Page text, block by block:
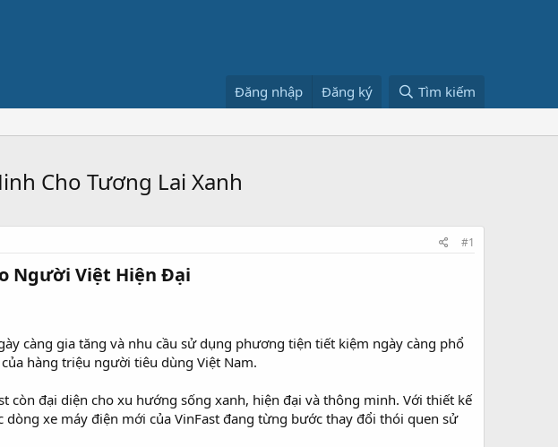
Đăng nhập Đăng ký Tìm kiếm
Cho Tương Lai Xanh
#1
Người Việt Hiện Đại​
càng gia tăng và nhu cầu sử dụng phương tiện tiết kiệm ngày càng phổ
hàng triệu người tiêu dùng Việt Nam.
còn đại diện cho xu hướng sống xanh, hiện đại và thông minh. Với thiết kế
xe máy điện mới của VinFast đang từng bước thay đổi thói quen sử